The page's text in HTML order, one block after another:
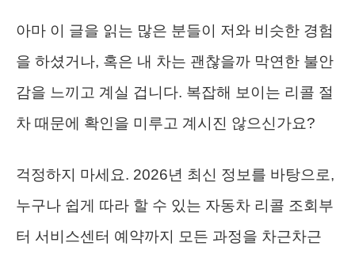
아마 이 글을 읽는 많은 분들이 저와 비슷한 경험
을 하셨거나, 혹은 내 차는 괜찮을까 막연한 불안
감을 느끼고 계실 겁니다. 복잡해 보이는 리콜 절
차 때문에 확인을 미루고 계시진 않으신가요?
걱정하지 마세요. 2026년 최신 정보를 바탕으로,
누구나 쉽게 따라 할 수 있는 자동차 리콜 조회부
터 서비스센터 예약까지 모든 과정을 차근차근